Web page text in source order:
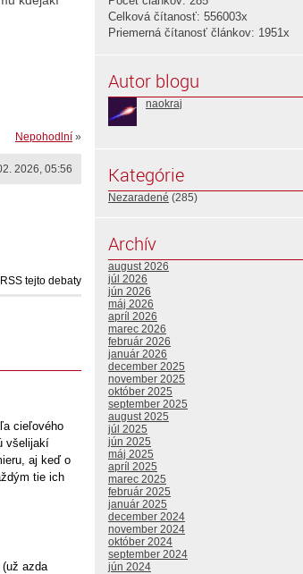
Nepohodlní »
2026, 05:56
RSS tejto debaty
cieľového
všelijakí
aj keď o
tie ich
azda
Celková čítanosť: 556003x
Priemerná čítanosť článkov: 1951x
Autor blogu
naokraj
Kategórie
Nezaradené (285)
Archív
august 2026
júl 2026
jún 2026
máj 2026
apríl 2026
marec 2026
február 2026
január 2026
december 2025
november 2025
október 2025
september 2025
august 2025
júl 2025
jún 2025
máj 2025
apríl 2025
marec 2025
február 2025
január 2025
december 2024
november 2024
október 2024
september 2024
jún 2024